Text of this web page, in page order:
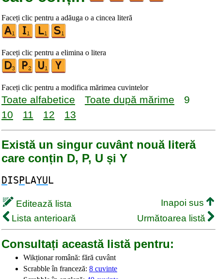
Faceți clic pentru a adăuga o a cincea literă
Faceți clic pentru a elimina o litera
Faceți clic pentru a modifica mărimea cuvintelor
Toate alfabetice Toate după mărime
9
10
11 12 13
Există un singur cuvânt nouă literă
care conțin D, P, U și Y
DISPLAYUL
Editează lista
Inapoi sus
Lista anterioară
Următoarea listă
Consultați această listă pentru:
Wikționar română: fără cuvânt
Scrabble în franceză: 8 cuvinte